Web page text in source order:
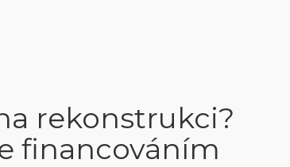
rekonstrukci?
financováním